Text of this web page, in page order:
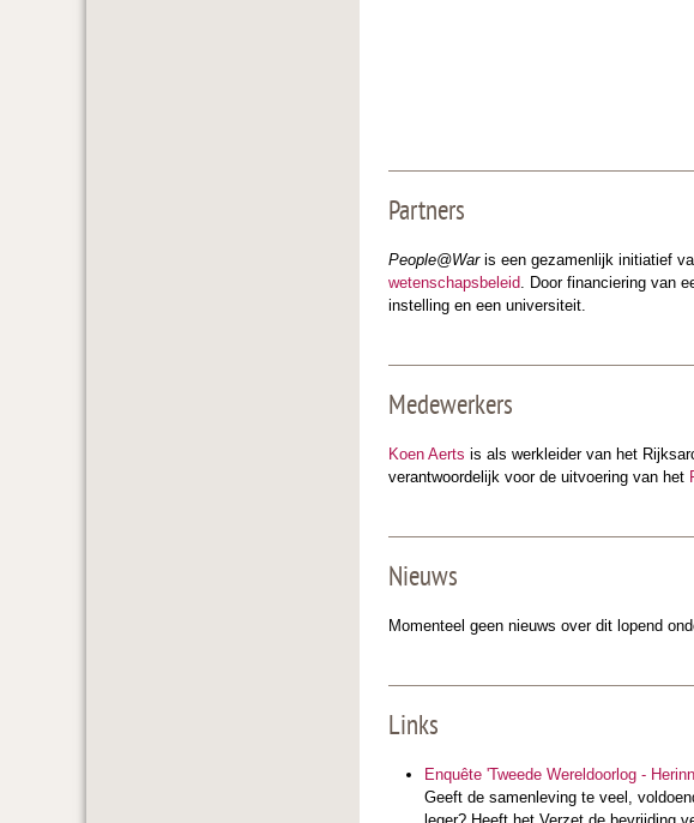
Partners
People@Waris een gezamenlijk initiatief
wetenschapsbeleid . Door financiering van
instelling en een universiteit.
Medewerkers
Koen Aerts is als werkleider van het
verantwoordelijk voor de uitvoering van het
Nieuws
Momenteel geen nieuws over dit lopend
Links
Enquête 'Tweede Wereldoorlog -
Geeft de samenleving te veel,